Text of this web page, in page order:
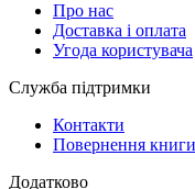
Про нас
Доставка і оплата
Угода користувача
Служба підтримки
Контакти
Повернення книги
Додатково